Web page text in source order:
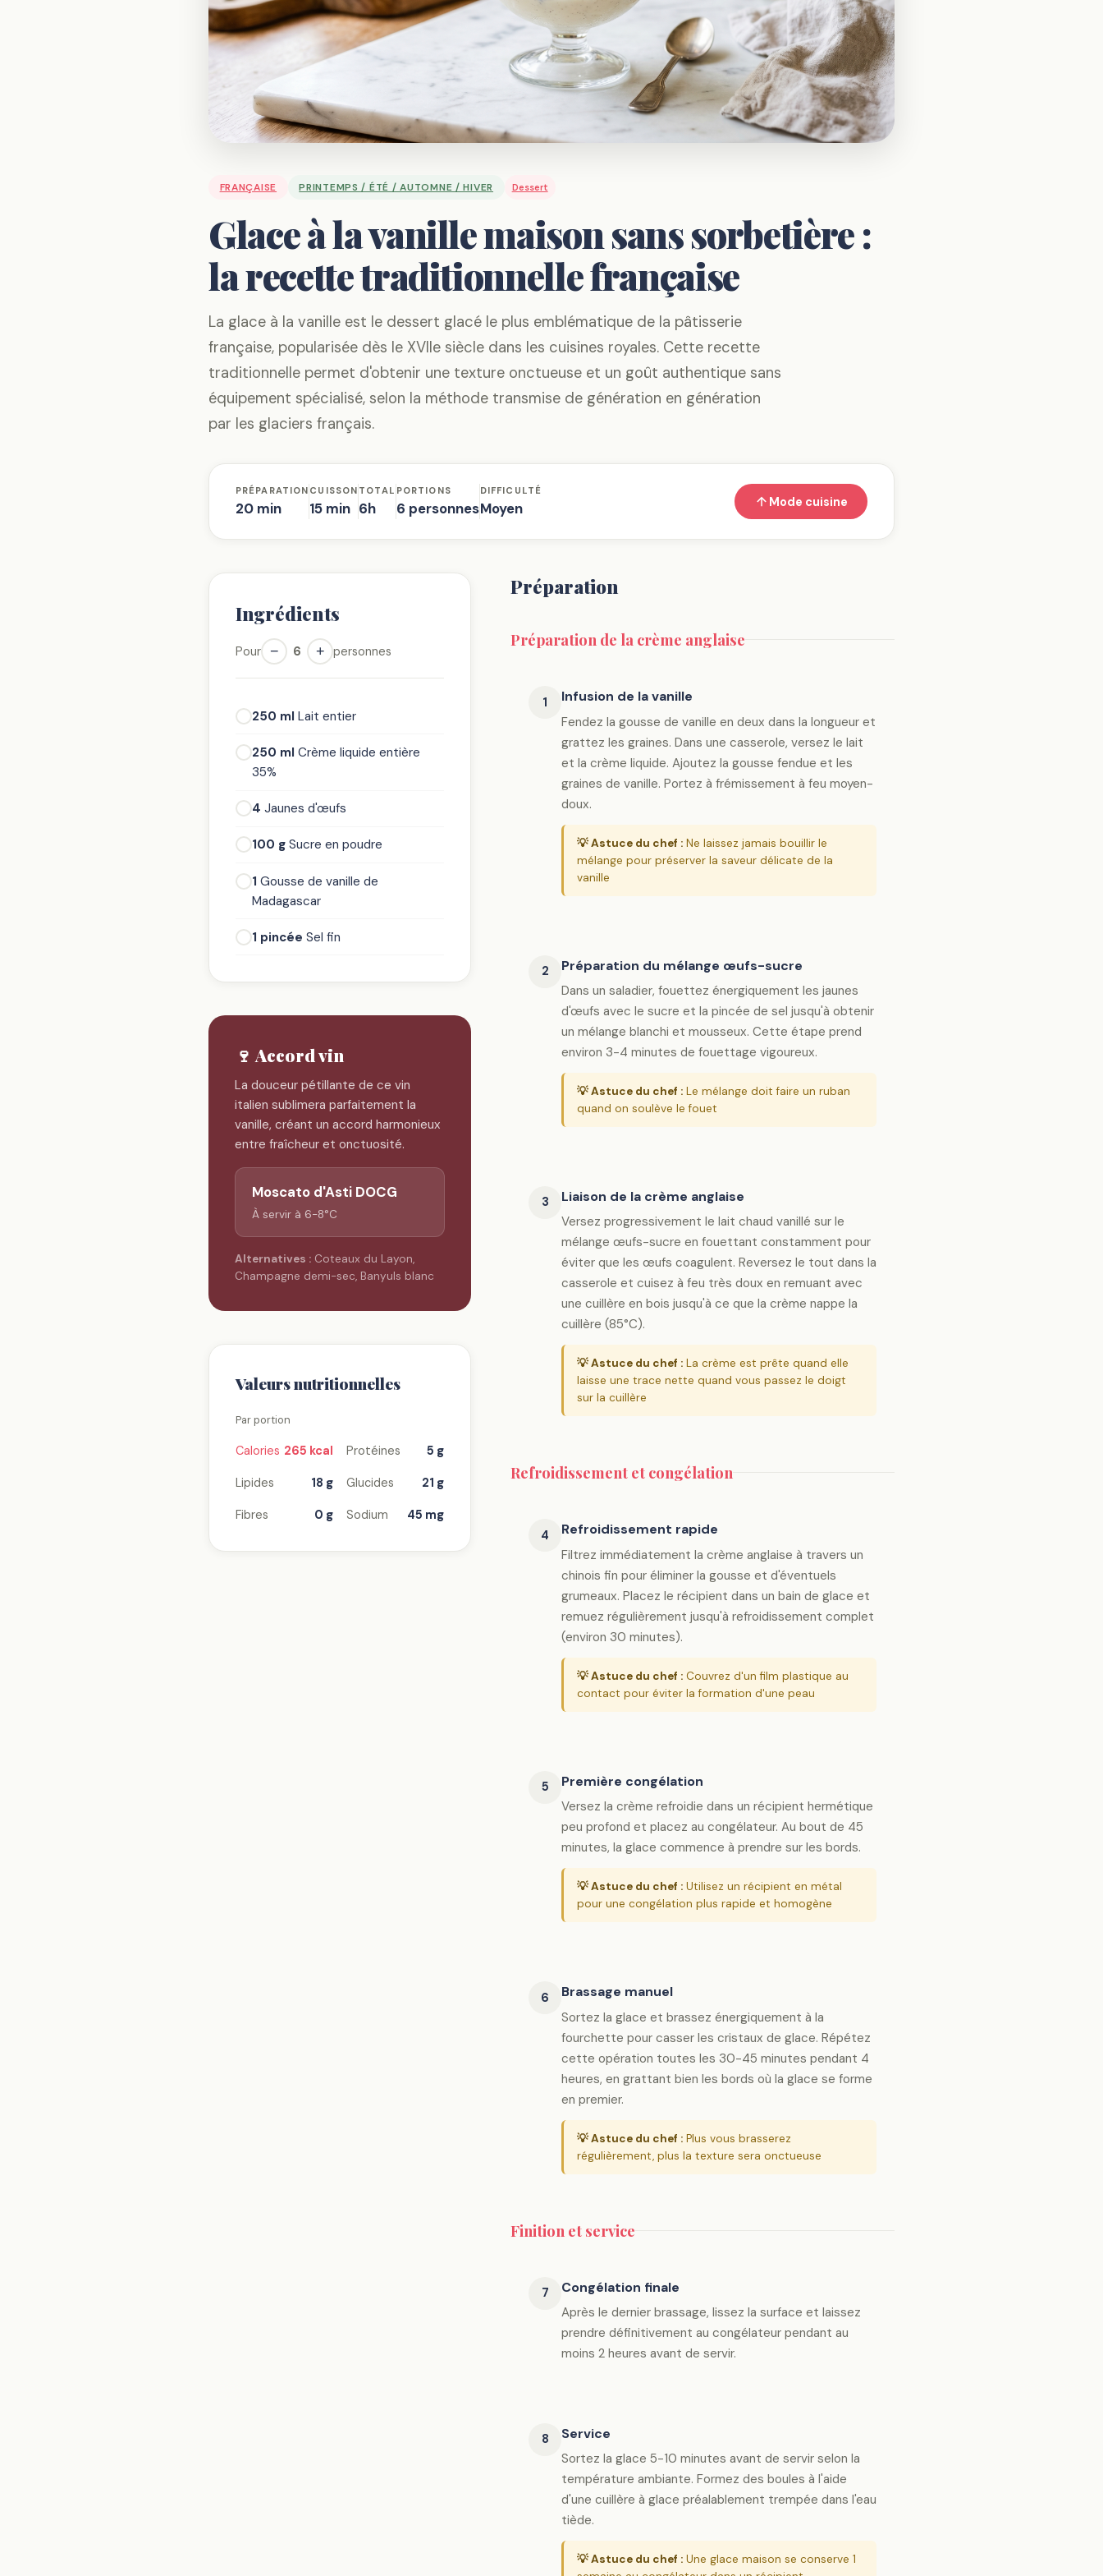
FRANÇAISE PRINTEMPS / ÉTÉ / AUTOMNE / HIVER Dessert
Glace à la vanille maison sans sorbetière :
la recette traditionnelle française
La glace à la vanille est le dessert glacé le plus emblématique de la pâtisserie
française, popularisée dès le XVIIe siècle dans les cuisines royales. Cette recette
traditionnelle permet d'obtenir une texture onctueuse et un goût authentique sans
équipement spécialisé, selon la méthode transmise de génération en génération
par les glaciers français.
PRÉPARATION
20 min
CUISSON
15 min
TOTAL
6h
PORTIONS
6 personnes
DIFFICULTÉ
Moyen Mode cuisine
Ingrédients
Pour − 6 + personnes
250 ml Lait entier
250 ml Crème liquide entière
35%
4 Jaunes d'œufs
100 g Sucre en poudre
1 Gousse de vanille de
Madagascar
1 pincée Sel fin
🍷 Accord vin
La douceur pétillante de ce vin
italien sublimera parfaitement la
vanille, créant un accord harmonieux
entre fraîcheur et onctuosité.
Moscato d'Asti DOCG
À servir à 6-8°C
Alternatives : Coteaux du Layon,
Champagne demi-sec, Banyuls blanc
Valeurs nutritionnelles
Par portion
Calories 265 kcal Protéines 5 g
Lipides 18 g Glucides 21 g
Fibres 0 g Sodium 45 mg
Préparation
Préparation de la crème anglaise
1 Infusion de la vanille
Fendez la gousse de vanille en deux dans la longueur et
grattez les graines. Dans une casserole, versez le lait
et la crème liquide. Ajoutez la gousse fendue et les
graines de vanille. Portez à frémissement à feu moyen-
doux.
💡 Astuce du chef : Ne laissez jamais bouillir le
mélange pour préserver la saveur délicate de la
vanille
2 Préparation du mélange œufs-sucre
Dans un saladier, fouettez énergiquement les jaunes
d'œufs avec le sucre et la pincée de sel jusqu'à obtenir
un mélange blanchi et mousseux. Cette étape prend
environ 3-4 minutes de fouettage vigoureux.
💡 Astuce du chef : Le mélange doit faire un ruban
quand on soulève le fouet
3 Liaison de la crème anglaise
Versez progressivement le lait chaud vanillé sur le
mélange œufs-sucre en fouettant constamment pour
éviter que les œufs coagulent. Reversez le tout dans la
casserole et cuisez à feu très doux en remuant avec
une cuillère en bois jusqu'à ce que la crème nappe la
cuillère (85°C).
💡 Astuce du chef : La crème est prête quand elle
laisse une trace nette quand vous passez le doigt
sur la cuillère
Refroidissement et congélation
4 Refroidissement rapide
Filtrez immédiatement la crème anglaise à travers un
chinois fin pour éliminer la gousse et d'éventuels
grumeaux. Placez le récipient dans un bain de glace et
remuez régulièrement jusqu'à refroidissement complet
(environ 30 minutes).
💡 Astuce du chef : Couvrez d'un film plastique au
contact pour éviter la formation d'une peau
5 Première congélation
Versez la crème refroidie dans un récipient hermétique
peu profond et placez au congélateur. Au bout de 45
minutes, la glace commence à prendre sur les bords.
💡 Astuce du chef : Utilisez un récipient en métal
pour une congélation plus rapide et homogène
6 Brassage manuel
Sortez la glace et brassez énergiquement à la
fourchette pour casser les cristaux de glace. Répétez
cette opération toutes les 30-45 minutes pendant 4
heures, en grattant bien les bords où la glace se forme
en premier.
💡 Astuce du chef : Plus vous brasserez
régulièrement, plus la texture sera onctueuse
Finition et service
7 Congélation finale
Après le dernier brassage, lissez la surface et laissez
prendre définitivement au congélateur pendant au
moins 2 heures avant de servir.
8 Service
Sortez la glace 5-10 minutes avant de servir selon la
température ambiante. Formez des boules à l'aide
d'une cuillère à glace préalablement trempée dans l'eau
tiède.
💡 Astuce du chef : Une glace maison se conserve 1